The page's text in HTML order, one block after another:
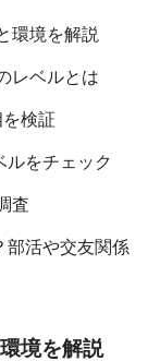
環境を解説
レベルとは
検証
ルをチェック
査
部活や交友関係
境を解説